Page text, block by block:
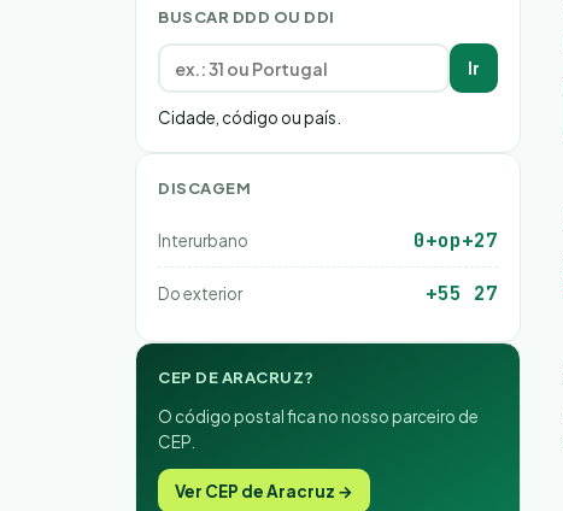
BUSCAR DDD OU DDI
Ir
Cidade, código ou país.
DISCAGEM
Interurbano 0+op+27
Do exterior +55 27
CEP DE ARACRUZ?
O código postal fica no nosso parceiro de
CEP.
Ver CEP de Aracruz →